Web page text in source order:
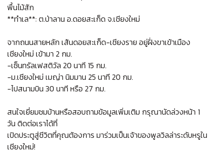
พื้นไม้สัก
**ทำเล**: ต.ป่าลาน อ.ดอยสะเก็ด จ.เชียงใหม่
จากถนนสายหลัก เส้นดอยสะเก็ด-เชียงราย อยู่ฝั่งขาเข้าเมือง
เชียงใหม่ เข้ามา 2 กม.
-เซ็นทรัลเฟสติวัล 20 นาที 15 กม.
-ม.เชียงใหม่ เมญ่า นิมมาน 25 นาที 20 กม.
-ไปสนามบิน 30 นาที หรือ 27 กม.
สนใจเยี่ยมชมบ้านหรือสอบถามข้อมูลเพิ่มเติม กรุณานัดล่วงหน้า 1
วัน ติดต่อเราได้ที่
เปิดประตูสู่ชีวิตที่คุณต้องการ มาร่วมเป็นเจ้าของพูลวิลล่าระดับหรูใน
เชียงใหม่!